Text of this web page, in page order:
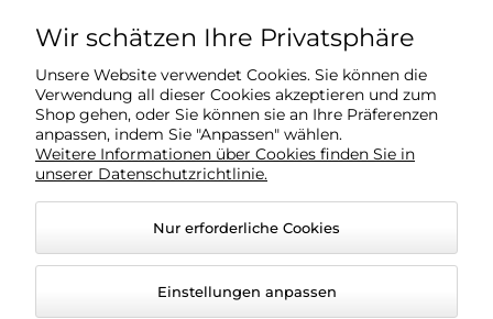
Vorschriften
Mein Konto
O Unternehmen
Wir schätzen Ihre Privatsphäre
Unsere Website verwendet Cookies. Sie können die
Verwendung all dieser Cookies akzeptieren und zum
Shop gehen, oder Sie können sie an Ihre Präferenzen
anpassen, indem Sie "Anpassen" wählen.
Weitere Informationen über Cookies finden Sie in
unserer Datenschutzrichtlinie.
Nur erforderliche Cookies
Einstellungen anpassen